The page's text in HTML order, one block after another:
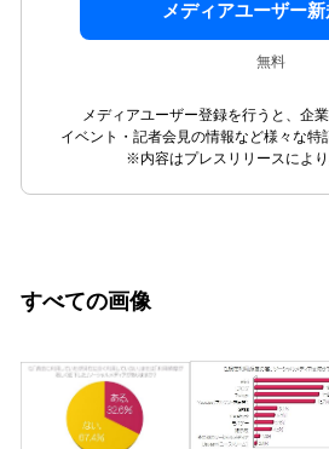
メディアユーザー
無料
メディアユーザー登録を行うと、企
イベント・記者会見の情報など様々な特
※内容はプレスリリースにより
すべての画像